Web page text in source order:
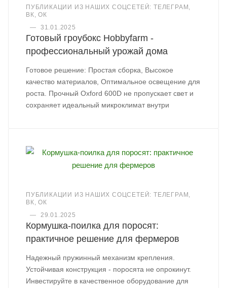
ПУБЛИКАЦИИ ИЗ НАШИХ СОЦСЕТЕЙ: ТЕЛЕГРАМ,
ВК, ОК
—
31.01.2025
Готовый гроубокс Hobbyfarm -
профессиональный урожай дома
Готовое решение: Простая сборка, Высокое
качество материалов, Оптимальное освещение для
роста. Прочный Oxford 600D не пропускает свет и
сохраняет идеальный микроклимат внутри
ПУБЛИКАЦИИ ИЗ НАШИХ СОЦСЕТЕЙ: ТЕЛЕГРАМ,
ВК, ОК
—
29.01.2025
Кормушка-поилка для поросят:
практичное решение для фермеров
Надежный пружинный механизм крепления.
Устойчивая конструкция - поросята не опрокинут.
Инвестируйте в качественное оборудование для